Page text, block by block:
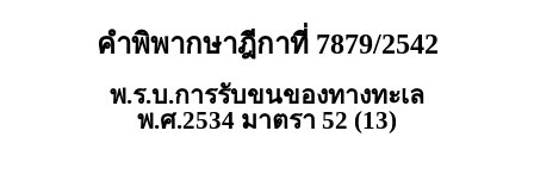
คำพิพากษาฎีกาที่ 7879/2542
พ.ร.บ.การรับขนของทางทะเล
พ.ศ.2534 มาตรา 52 (13)